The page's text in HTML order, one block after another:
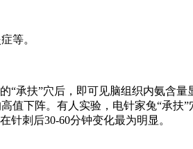
等。
承扶”穴后，即可见脑组织内氨含
下阵。有人实验，电针家兔“承扶
刺后30-60分钟变化最为明显。